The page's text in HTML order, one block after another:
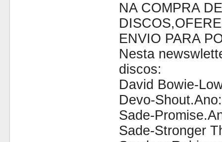
NA COMPRA
ENVIO PARA
Nesta
discos:
David Bowie-
Devo-
Sade-
Sade-Stronger